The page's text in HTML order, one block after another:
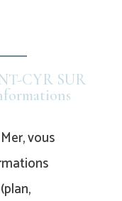
CYR SUR
vous